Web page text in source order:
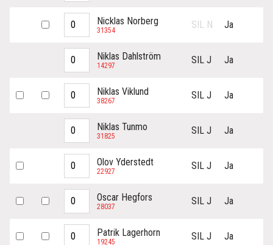
Nicklas Norberg
31354 SIL N Ja
Niklas Dahlström
14297 SIL J Ja
Niklas Viklund
38267 SIL J Ja
Niklas Tunmo
31825 SIL J Ja
Olov Yderstedt
22927 SIL J Ja
Oscar Hegfors
28037 SIL J Ja
Patrik Lagerhorn
19245 SIL J Ja